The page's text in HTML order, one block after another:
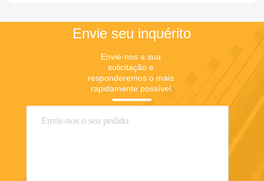
Envie seu inquérito
Envie-nos a sua
solicitação e
responderemos o mais
rapidamente possível.